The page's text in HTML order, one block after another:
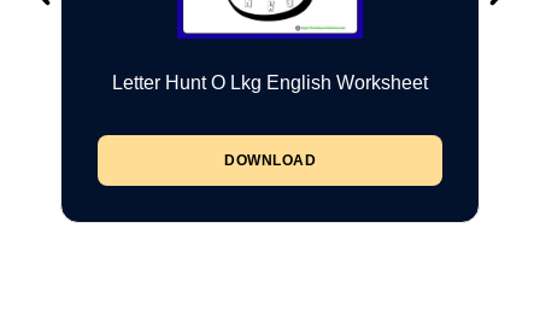
Letter Hunt O Lkg English Worksheet
DOWNLOAD